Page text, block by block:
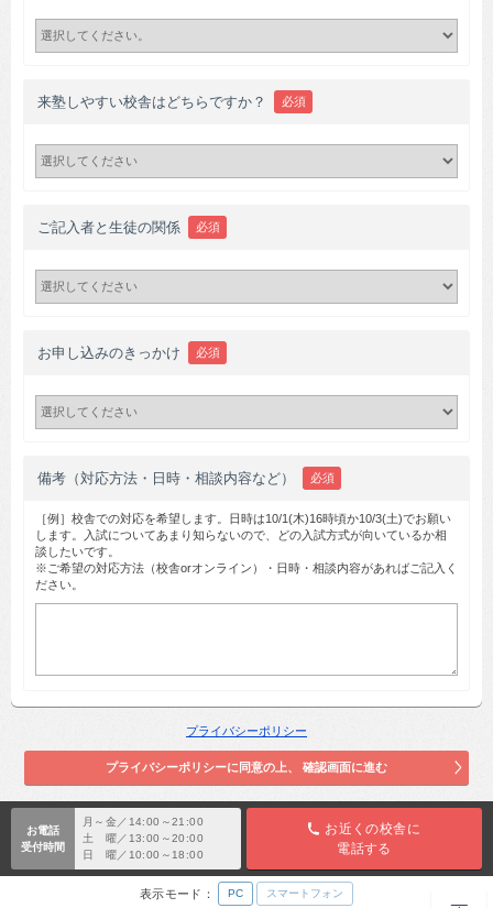
来塾しやすい校舎はどちらですか？ 必須
ご記入者と生徒の関係 必須
お申し込みのきっかけ 必須
備考（対応方法・日時・相談内容など） 必須
［例］校舎での対応を希望します。日時は10/1(木)16時頃か10/3(土)でお願い
します。入試についてあまり知らないので、どの入試方式が向いているか相
談したいです。
※ご希望の対応方法（校舎orオンライン）・日時・相談内容があればご記入く
ださい。
プライバシーポリシー
お電話
受付時間
月～金／14:00～21:00
土 曜／13:00～20:00
日 曜／10:00～18:00
お近くの校舎に
電話する
表示モード： PC スマートフォン